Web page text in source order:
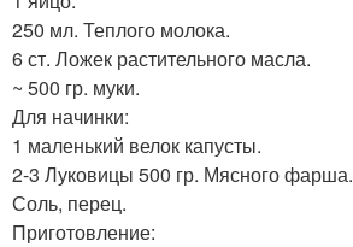
250 мл. Теплого молока.
6 ст. Ложек растительного масла.
~ 500 гр. муки.
Для начинки:
1 маленький велок капусты.
2-3 Луковицы 500 гр. Мясного фарша.
Соль, перец.
Приготовление: